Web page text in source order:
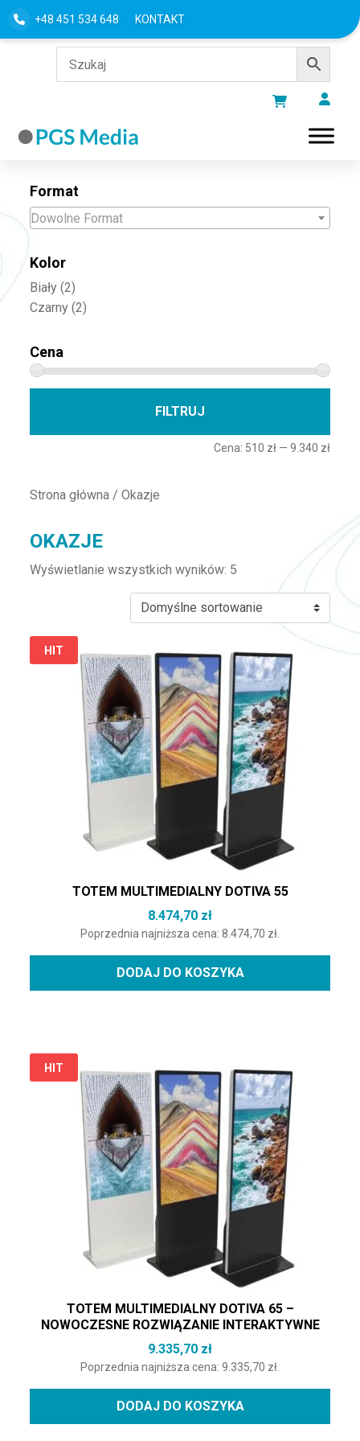
+48 451 534 648 KONTAKT
Filtru według
Format
Dowolne Format
Kolor
Biały (2)
Czarny (2)
Cena
FILTRUJ
Cena: 510 zł— 9.340 zł
Strona główna / Okazje
OKAZJE
Wyświetlanie wszystkich wyników: 5
HIT
TOTEM MULTIMEDIALNY DOTIVA 55
8.474,70 zł
Poprzednia najniższa cena: 8.474,70 zł.
DODAJ DO KOSZYKA
Ten produkt ma wiele wariantów. Opcje można wybrać na
HIT
TOTEM MULTIMEDIALNY DOTIVA 65 –
NOWOCZESNE ROZWIĄZANIE INTERAKTYWNE
9.335,70 zł
Poprzednia najniższa cena: 9.335,70 zł.
DODAJ DO KOSZYKA
Ten produkt ma wiele wariantów. Opcje można wybrać na